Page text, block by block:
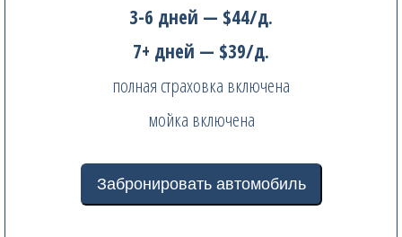
3-6 дней — $44/д.
7+ дней — $39/д.
полная страховка включена
мойка включена
Забронировать автомобиль